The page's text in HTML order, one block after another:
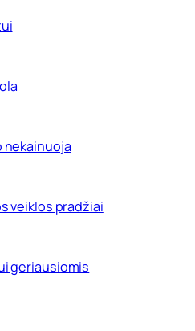
nekainuoja
veiklos pradžiai
geriausiomis